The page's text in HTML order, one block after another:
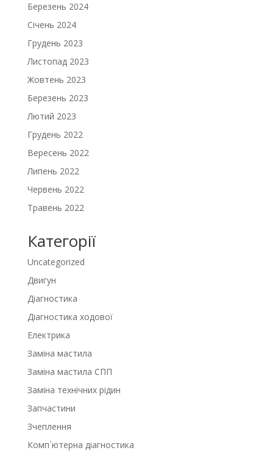
Березень 2024
Січень 2024
Грудень 2023
Листопад 2023
Жовтень 2023
Березень 2023
Лютий 2023
Грудень 2022
Вересень 2022
Липень 2022
Червень 2022
Травень 2022
Категорії
Uncategorized
Двигун
Діагностика
Діагностика ходової
Електрика
Заміна мастила
Заміна мастила СПП
Заміна технічних рідин
Запчастини
Зчеплення
Комп`ютерна діагностика